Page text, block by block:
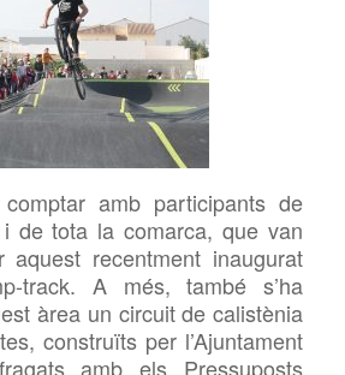
amb participants de
de tota la comarca, que van
aquest recentment inaugurat
track. A més, també s’ha
àrea un circuit de calistènia
construïts per l’Ajuntament
amb els Pressuposts